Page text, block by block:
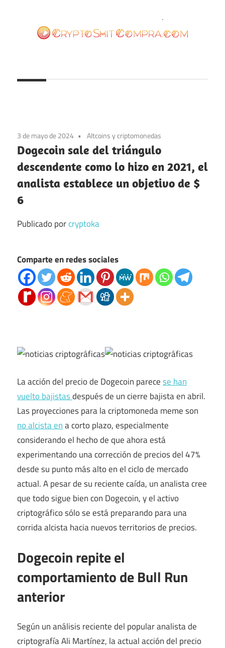
contenido
3 de mayo de 2024 Altcoins y criptomonedas
Dogecoin sale del triángulo
descendente como lo hizo en 2021, el
analista establece un objetivo de $
6
Publicado porcryptoka
Comparte en redes sociales
La acción del precio de Dogecoin parecese han
vuelto bajistasdespués de un cierre bajista en abril.
Las proyecciones para la criptomoneda meme son
no alcista ena corto plazo, especialmente
considerando el hecho de que ahora está
experimentando una corrección de precios del 47%
desde su punto más alto en el ciclo de mercado
actual. A pesar de su reciente caída, un analista cree
que todo sigue bien con Dogecoin, y el activo
criptográfico sólo se está preparando para una
corrida alcista hacia nuevos territorios de precios.
Dogecoin repite el
comportamiento de Bull Run
anterior
Según un análisis reciente del popular analista de
criptografía Ali Martínez, la actual acción del precio